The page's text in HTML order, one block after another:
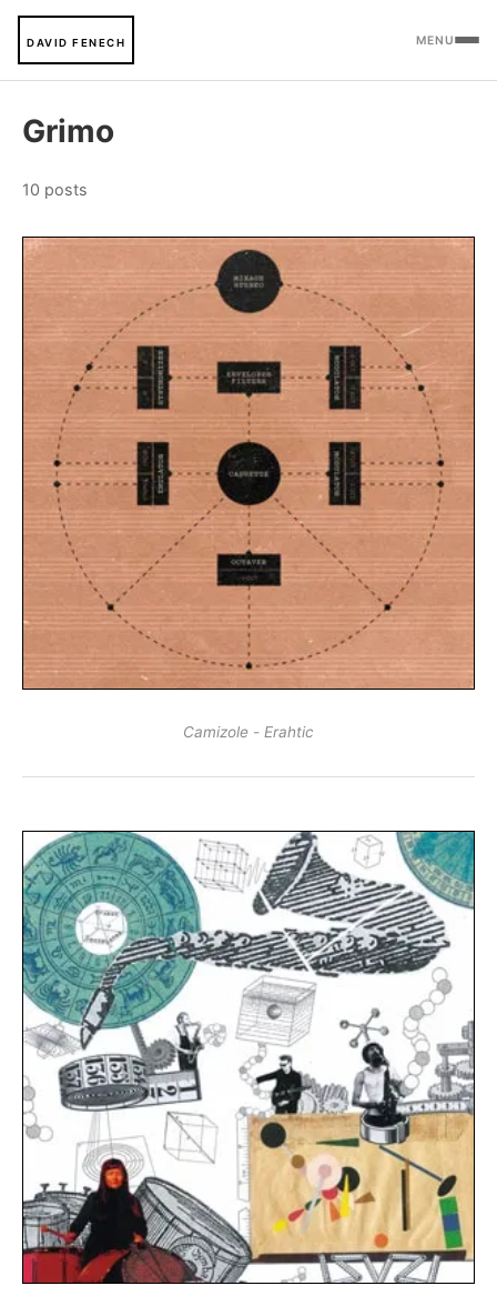
DAVID FENECH MENU
Grimo
10 posts
Camizole - Erahtic